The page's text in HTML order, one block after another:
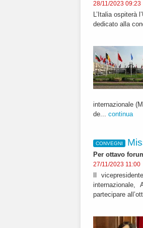
28/11/2023 09:23
L’Italia ospiterà
dedicato alla
internazionale
de... continua
CONVEGNI
Per ottavo
27/11/2023 11:00
Il
partecipare